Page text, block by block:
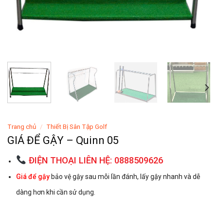
Trang chủ / Thiết Bị Sân Tập Golf
GIÁ ĐỂ GẬY – Quinn 05
ĐIỆN THOẠI LIÊN HỆ: 0888509626
Giá để gậy bảo vệ gậy sau mỗi lần đánh, lấy gậy nhanh và dễ
dàng hơn khi cần sử dụng.